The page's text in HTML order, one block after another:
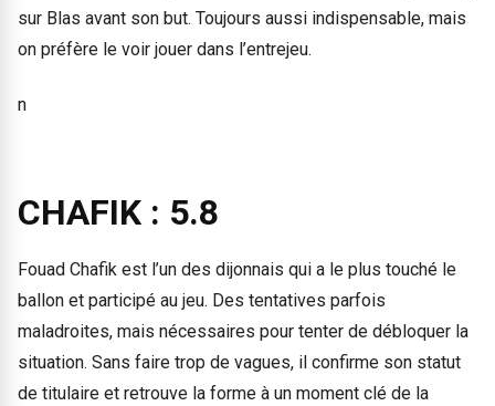
sur Blas avant son but. Toujours aussi indispensable, mais
on préfère le voir jouer dans l’entrejeu.
n
CHAFIK : 5.8
Fouad Chafik est l’un des dijonnais qui a le plus touché le
ballon et participé au jeu. Des tentatives parfois
maladroites, mais nécessaires pour tenter de débloquer la
situation. Sans faire trop de vagues, il confirme son statut
de titulaire et retrouve la forme à un moment clé de la